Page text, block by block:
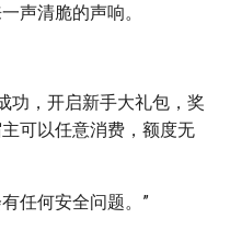
声清脆的声响。
功，开启新手大礼包，奖
可以任意消费，额度无
任何安全问题。”